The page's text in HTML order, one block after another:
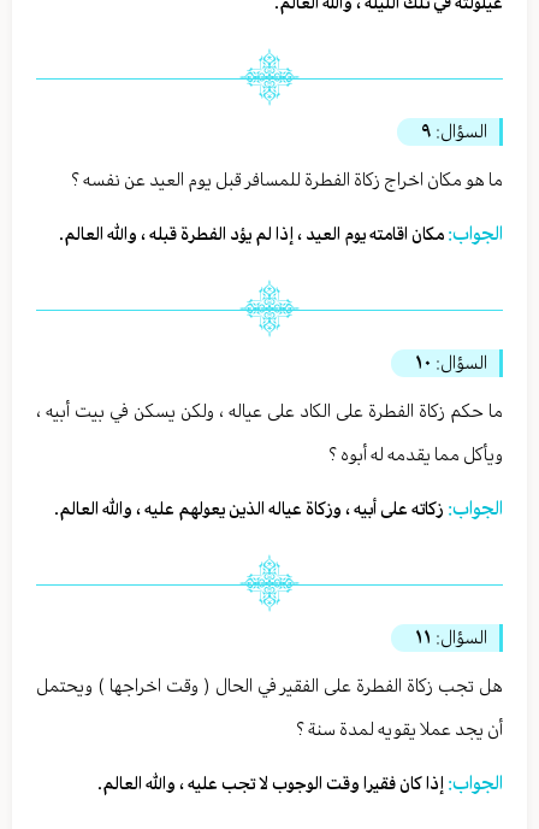
السؤال: ٩
ما هو مكان اخراج زكاة الفطرة للمسافر قبل يوم العيد عن نفسه ؟
الجواب: مكان اقامته يوم العيد ، إذا لم يؤد الفطرة قبله ، والله العالم.
السؤال: ١٠
ما حكم زكاة الفطرة على الكاد على عياله ، ولكن يسكن في بيت أبيه ،
ويأكل مما يقدمه له أبوه ؟
الجواب: زكاته على أبيه ، وزكاة عياله الذين يعولهم عليه ، والله العالم.
السؤال: ١١
هل تجب زكاة الفطرة على الفقير في الحال ( وقت اخراجها ) ويحتمل
أن يجد عملا يقويه لمدة سنة ؟
الجواب: إذا كان فقيرا وقت الوجوب لا تجب عليه ، والله العالم.